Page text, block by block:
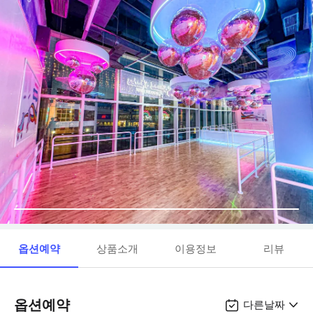
옵션예약 상품소개 이용정보 리뷰
옵션예약 다른날짜